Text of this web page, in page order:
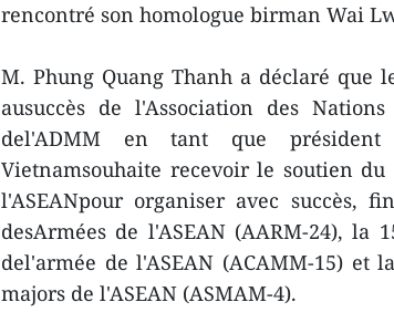
rencontré son homologue birman Wai
M. Phung Quang Thanh a déclaré que
ausuccès de l'Association des
del'ADMM en tant que
Vietnamsouhaite recevoir le soutien
l'ASEANpour organiser avec succès,
desArmées de l'ASEAN (AARM-24),
del'armée de l'ASEAN (ACAMM-15) et
majors de l'ASEAN (ASMAM-4).